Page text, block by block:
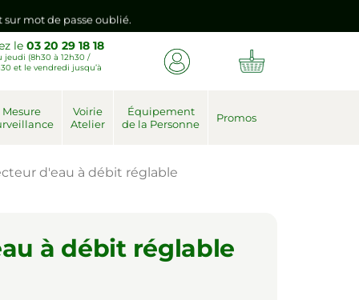
mot de passe oublié.
connexion vers votre nouvel espace client.
sur mot de passe oublié.
le03 20 29 18 18
jeudi (8h30 à 12h30 /
et le vendredi jusqu’à
Mesure
Voirie
Atelier
Équipement
de la Personne
Promos
d'eau à débit réglable
à débit réglable